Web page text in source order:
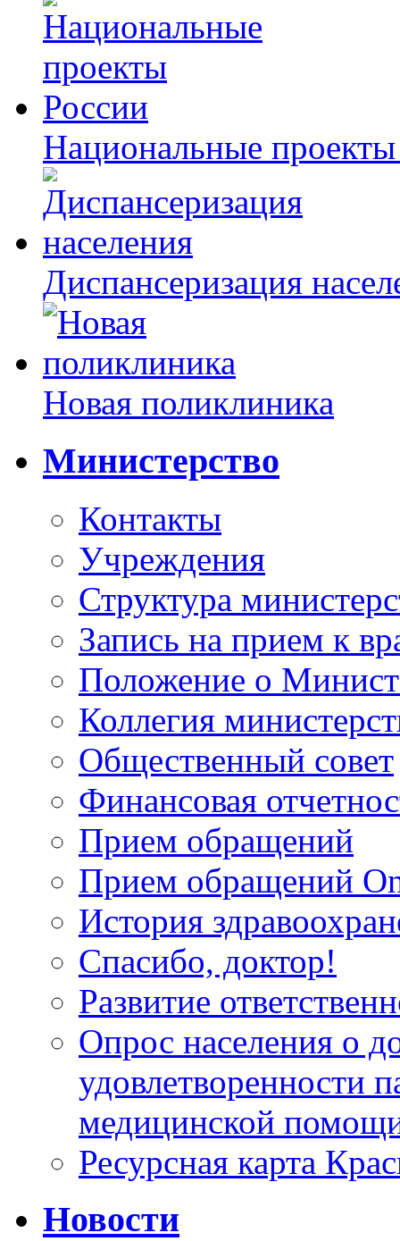
Национальные
Диспансеризация
Новая поликлиника
Министерство
Контакты
Учреждения
Структура
Запись на прием к
Положение о
Коллегия
Общественный совет
Финансовая
Прием обращений
Прием обращений
История
Спасибо, доктор!
Развитие
Опрос населения о
удовлетворенности
медицинской
Ресурсная карта
Новости